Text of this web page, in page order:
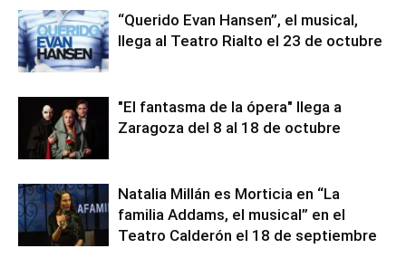
“Querido Evan Hansen”, el musical,
llega al Teatro Rialto el 23 de octubre
"El fantasma de la ópera" llega a
Zaragoza del 8 al 18 de octubre
Natalia Millán es Morticia en “La
familia Addams, el musical” en el
Teatro Calderón el 18 de septiembre